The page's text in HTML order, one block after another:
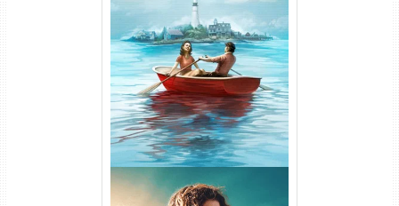
O Segredo de Widow’s Bay
1ª Temporada Torrent (2026)
WEB-DL 1080p Dual Áudio